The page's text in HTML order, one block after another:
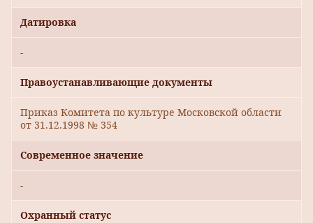
Датировка
-
Правоустанавливающие документы
Приказ Комитета по культуре Московской области
от 31.12.1998 № 354
Современное значение
-
Охранный статус